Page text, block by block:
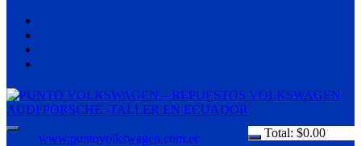
Total: $0.00
www.puntovolkswagen.com.ec